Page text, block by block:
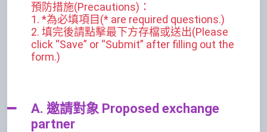
預防措施(Precautions)：
1. *為必填項目(* are required questions.)
2. 填完後請點擊最下方存檔或送出(Please
click “Save” or “Submit” after filling out the
form.)
A. 邀請對象 Proposed exchange
partner